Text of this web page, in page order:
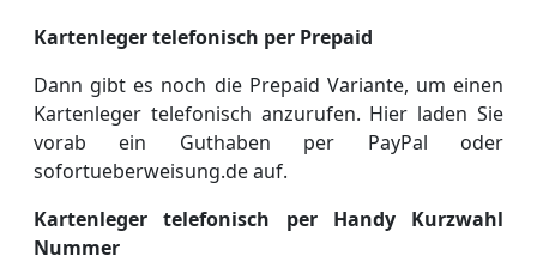
Kartenleger telefonisch per Prepaid
Dann gibt es noch die Prepaid Variante, um einen
Kartenleger telefonisch anzurufen. Hier laden Sie
vorab ein Guthaben per PayPal oder
sofortueberweisung.de auf.
Kartenleger telefonisch per Handy Kurzwahl
Nummer